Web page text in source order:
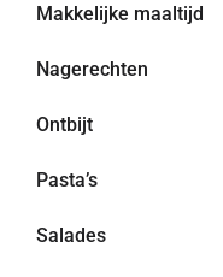
Makkelijke maaltijd
Nagerechten
Ontbijt
Pasta’s
Salades